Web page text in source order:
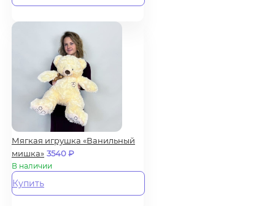
Мягкая игрушка «Ванильный
мишка» 3540₽
В наличии
Купить